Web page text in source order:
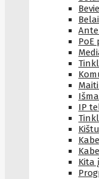
PoE
IP
Kita